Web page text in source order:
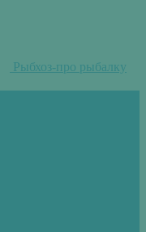
Рыбхоз-про рыбалку